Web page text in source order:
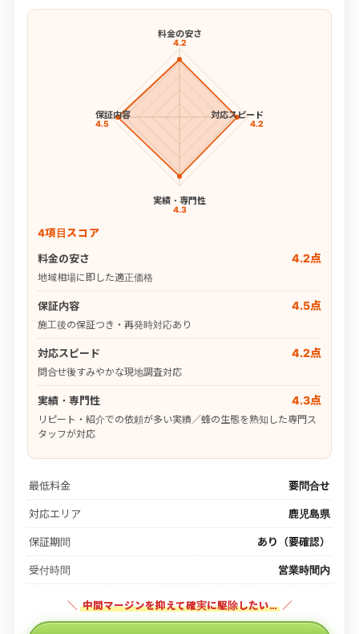
料金の安さ
4.2
対応スピード
4.2
実績・専門性
4.3
保証内容
4.5
4項目スコア
料金の安さ
4.2点
地域相場に即した適正価格
保証内容 4.5点
施工後の保証つき・再発時対応あり
対応スピード 4.2点
問合せ後すみやかな現地調査対応
実績・専門性 4.3点
リピート・紹介での依頼が多い実績／蜂の生態を熟知した専門ス
タッフが対応
最低料金 要問合せ
対応エリア 鹿児島県
保証期間 あり（要確認）
受付時間 営業時間内
＼ 中間マージンを抑えて確実に駆除したい… ／